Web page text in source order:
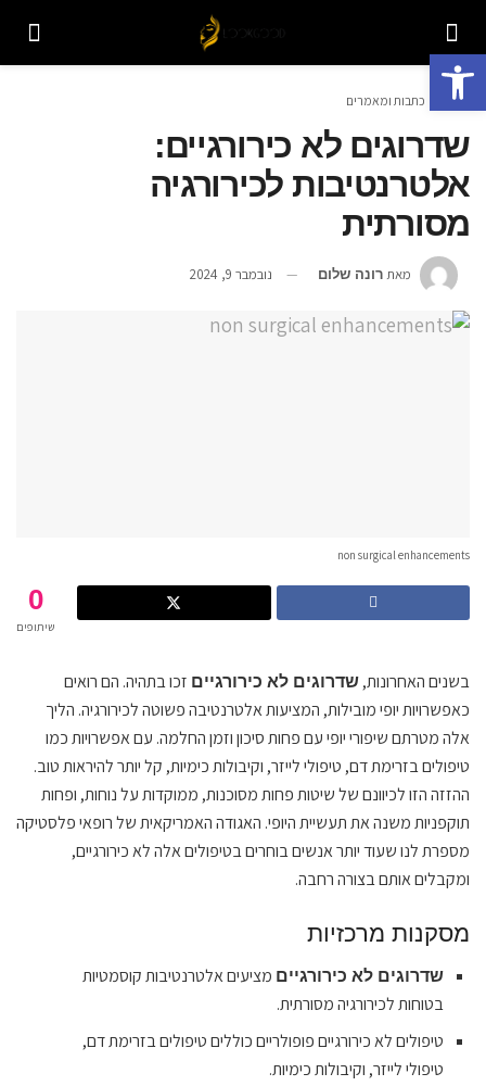
פתח סרגל נגישות
ראשי כתבות ומאמרים
‎שדרוגים לא כירורגיים:
אלטרנטיבות לכירורגיה
מסורתית
מאת רונה שלום נובמבר 9, 2024
non surgical enhancements
0
שיתופים
בשנים האחרונות, שדרוגים לא כירורגיים זכו בתהיה. הם רואים
כאפשרויות יופי מובילות, המציעות אלטרנטיבה פשוטה לכירורגיה. הליך
אלה מטרתם שיפורי יופי עם פחות סיכון וזמן החלמה. עם אפשרויות כמו
טיפולים בזרימת דם, טיפולי לייזר, וקיבולות כימיות, קל יותר להיראות טוב.
ההזזה הזו לכיוונם של שיטות פחות מסוכנות, ממוקדות על נוחות, ופחות
תוקפניות משנה את תעשיית היופי. האגודה האמריקאית של רופאי פלסטיקה
מספרת לנו שעוד יותר אנשים בוחרים בטיפולים אלה לא כירורגיים,
ומקבלים אותם בצורה רחבה.
מסקנות מרכזיות
שדרוגים לא כירורגיים מציעים אלטרנטיבות קוסמטיות
בטוחות לכירורגיה מסורתית.
טיפולים לא כירורגיים פופולריים כוללים טיפולים בזרימת דם,
טיפולי לייזר, וקיבולות כימיות.